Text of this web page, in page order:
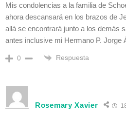
Mis condolencias a la familia de
ahora descansará en los brazos de
allá se encontrará junto a los demás
antes inclusive mi Hermano P. Jorge
0 Respuesta
Rosemary Xavier